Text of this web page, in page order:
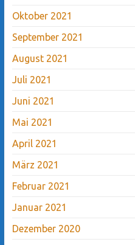
Oktober 2021
September 2021
August 2021
Juli 2021
Juni 2021
Mai 2021
April 2021
März 2021
Februar 2021
Januar 2021
Dezember 2020